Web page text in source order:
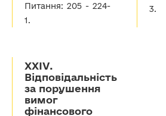
Питання: 205 - 224-
1.
3.
ХХІV.
Відповідальність
за порушення
вимог
фінансового